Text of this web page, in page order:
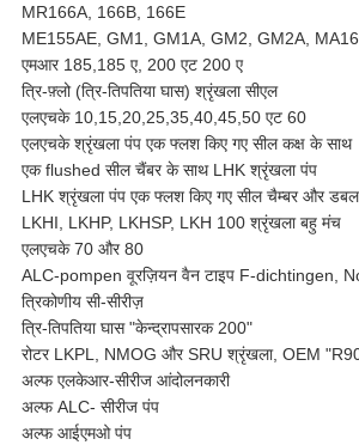
MR166A, 166B, 166E
ME155AE, GM1, GM1A, GM2, GM2A,
एमआर 185,185 ए, 200 एट 200 ए
त्रि-फ़्लो (त्रि-तिपतिया घास) श्रृंखला सीएल
एलएचके 10,15,20,25,35,40,45,50 एट 60
एलएचके श्रृंखला पंप एक फ्लश किए गए सील कक्ष के साथ
एक flushed सील चैंबर के साथ LHK श्रृंखला पंप
LHK श्रृंखला पंप एक फ्लश किए गए सील चैम्बर और
LKHI, LKHP, LKHSP, LKH 100 श्रृंखला बहु मंच
एलएचके 70 और 80
ALC-pompen वूरज़ियन वैन टाइप F-dichtingen,
त्रिकोणीय सी-सीरीज़
त्रि-तिपतिया घास "केन्द्रापसारक 200"
रोटर LKPL, NMOG और SRU श्रृंखला, OEM
अल्फ एलकेआर-सीरीज आंदोलनकारी
अल्फ ALC- सीरीज पंप
अल्फ आईएमओ पंप